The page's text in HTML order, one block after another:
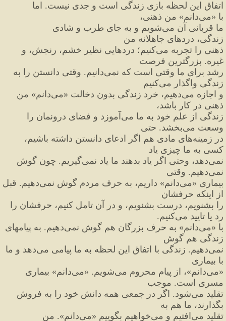
با «میدانم» من ذهنی،
ما قربانی آن می
زندگی، دردهای جاهلانه من
ذهنی را تجربه می
غیره. بزرگترین فرصت
رشد برای ما وقتی است که نمی
زندگی واگذار میکنیم
و اجازه میدهیم، خرد زندگی بدون دخالت «میدانم»
ذهنی در کار باشد،
زندگی از علم خود به ما می
وسعت میبخشد. حتی
در زمینه
کسی به ما چیزی یاد
نمیدهد، وحتی اگر یاد بدهند ما یاد نمی
نمیدهیم. وقتی
بیماری «میدانم» داریم، به حرف مردم گوش نمی
از اینکه حرفشان
را بشنویم، درست بشنویم،
رد یا تایید میکنیم.
با «میدانم» به حرف بزرگان هم گوش نمی
زندگی هم گوش
نمیدهیم. زندگی با اتفاق این لحظه به ما پیامی می
با بیماری
«میدانم»، از پیام محروم میشویم. «میدانم»
مسری است. موجب
تقلید می
بگذارند، ما هم به
تقلید میافتیم و میخواهیم بگوییم «میدانم»